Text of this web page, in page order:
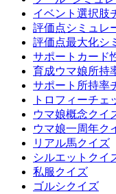
イベント選択肢
評価点シミュレ
評価点最大化シ
サポートカード
育成ウマ娘所持
サポート所持率
トロフィーチェ
ウマ娘概念クイ
ウマ娘一周年ク
リアル馬クイズ
シルエットクイ
私服クイズ
ゴルシクイズ